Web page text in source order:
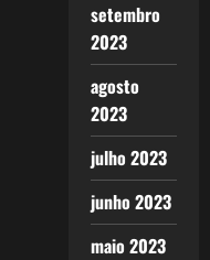
setembro
2023
agosto
2023
julho 2023
junho 2023
maio 2023